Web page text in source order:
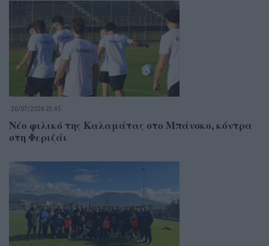
26/07/2026 23:45
Νέο φιλικό της Καλαμάτας στο Μπάνσκο, κόντρα
στη Φεριζάι